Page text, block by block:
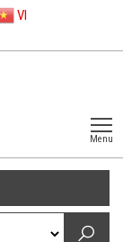
VI
Menu